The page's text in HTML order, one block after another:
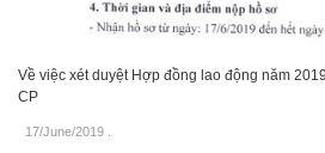
Về việc xét duyệt Hợp đồng lao động năm
CP
17/June/2019